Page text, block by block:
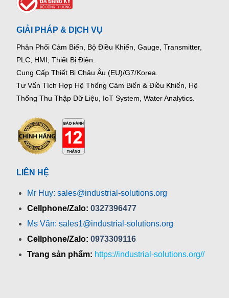
GIẢI PHÁP & DỊCH VỤ
Phân Phối Cảm Biến, Bộ Điều Khiển, Gauge, Transmitter,
PLC, HMI, Thiết Bị Điện.
Cung Cấp Thiết Bị Châu Âu (EU)/G7/Korea.
Tư Vấn Tích Hợp Hệ Thống Cảm Biến & Điều Khiển, Hệ
Thống Thu Thập Dữ Liệu, IoT System, Water Analytics.
LIÊN HỆ
Mr Huy: sales@industrial-solutions.org
Cellphone/Zalo: 0327396477
Ms Vân: sales1@industrial-solutions.org
Cellphone/Zalo: 0973309116
Trang sản phẩm: https://industrial-solutions.org//